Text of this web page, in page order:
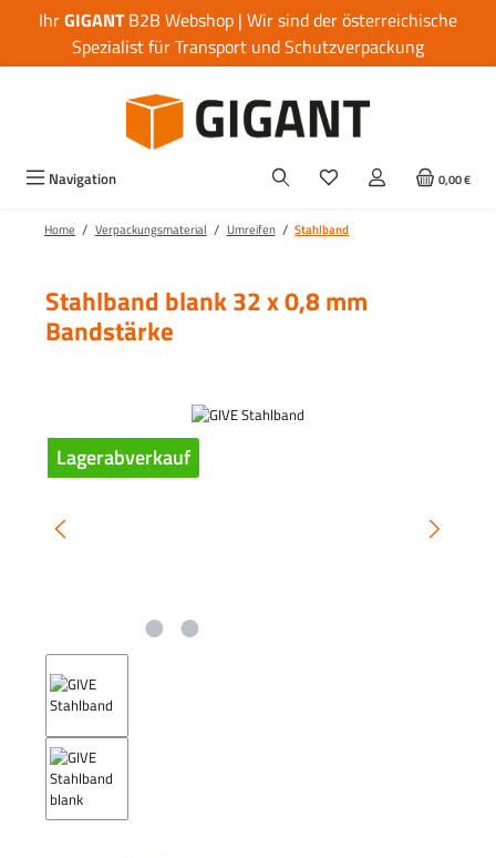
Zum Hauptinhalt springen
IhrGIGANTB2B Webshop | Wir sind der österreichische
Spezialist für Transport und Schutzverpackung
Navigation 0,00 €
Home / Verpackungsmaterial / Umreifen / Stahlband
Stahlband blank 32 x 0,8 mm
Bandstärke
Bildergalerie überspringen
Lagerabverkauf